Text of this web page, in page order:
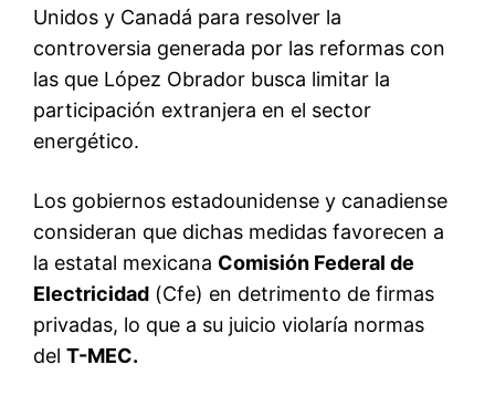
Unidos y Canadá para resolver la
controversia generada por las reformas con
las que López Obrador busca limitar la
participación extranjera en el sector
energético.
Los gobiernos estadounidense y canadiense
consideran que dichas medidas favorecen a
la estatal mexicana Comisión Federal de
Electricidad (Cfe) en detrimento de firmas
privadas, lo que a su juicio violaría normas
del T-MEC.